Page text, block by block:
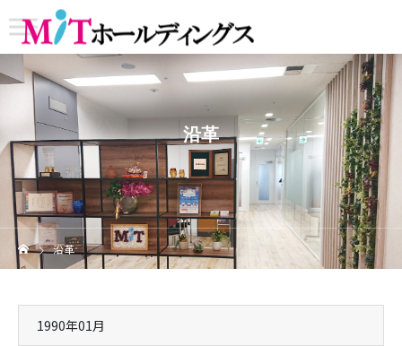
沿革
沿革
1990年01月